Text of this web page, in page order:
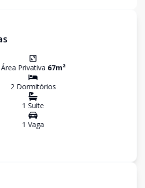
Área Privativa 67m²
2Dormitórios
1 Suíte
1 Vaga